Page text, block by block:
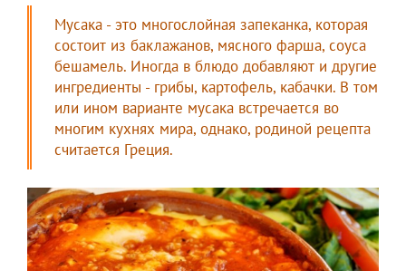
Мусака - это многослойная запеканка, которая
состоит из баклажанов, мясного фарша, соуса
бешамель. Иногда в блюдо добавляют и другие
ингредиенты - грибы, картофель, кабачки. В том
или ином варианте мусака встречается во
многим кухнях мира, однако, родиной рецепта
считается Греция.